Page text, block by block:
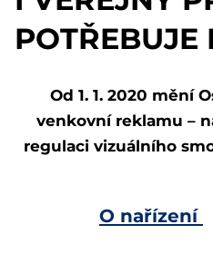
Od 1. 1. 2020 mění
venkovní reklamu –
regulaci vizuálního
O nařízení